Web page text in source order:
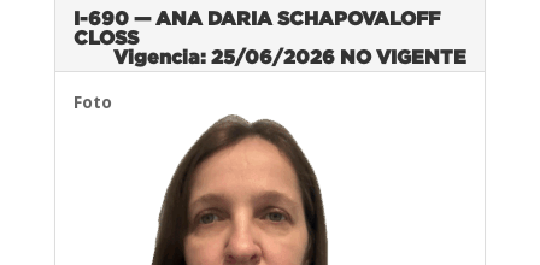
I-690 — ANA DARIA SCHAPOVALOFF
CLOSS
Vigencia: 25/06/2026 NO VIGENTE
Foto